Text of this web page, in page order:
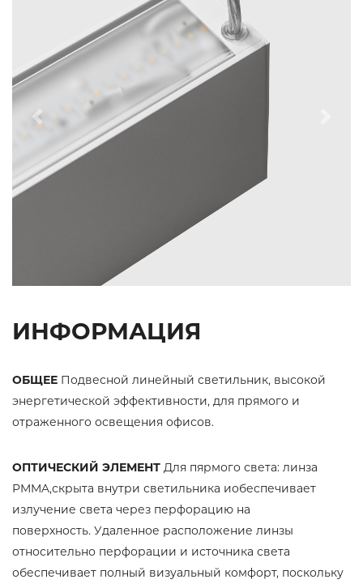
Previous
ИНФОРМАЦИЯ
ОБЩЕЕ Подвесной линейный светильник, высокой
энергетической эффективности, для прямого и
отраженного освещения офисов.
ОПТИЧЕСКИЙ ЭЛЕМЕНТ Для пярмого света: линза
PMMA,скрыта внутри светильника иобеспечивает
излучение света через перфорацию на
поверхность. Удаленное расположение линзы
относительно перфорации и источника света
обеспечивает полный визуальный комфорт, поскольку